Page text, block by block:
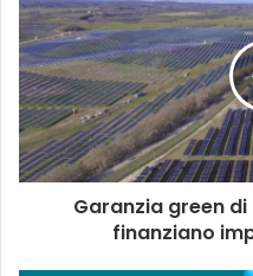
Garanzia green di
finanziano